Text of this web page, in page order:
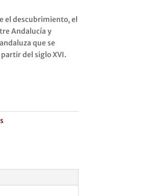
el descubrimiento, el
Andalucía y
que se
del siglo XVI.